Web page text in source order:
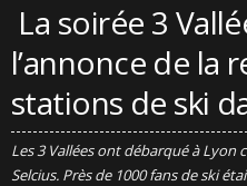
La soirée 3
l’annonce de la
stations de ski
Les 3 Vallées ont débarqué à Lyon
Selcius. Près de 1000 fans de ski